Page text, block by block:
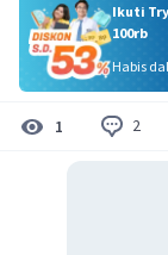
Ikuti
100rb
Habis
1 2